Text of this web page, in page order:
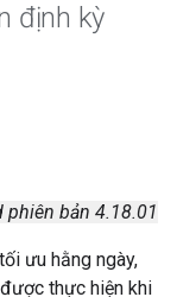
định kỳ
phiên bản 4.18.01
ưu hằng ngày,
thực hiện khi